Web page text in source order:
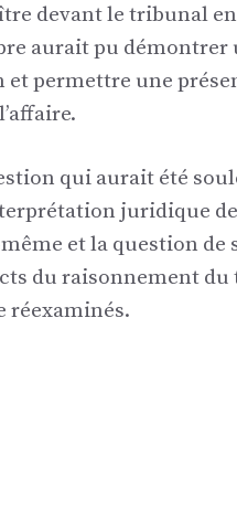
devant le tribunal
aurait pu démontrer
permettre une
qui aurait été
juridique de
et la question de
du raisonnement
réexaminés.